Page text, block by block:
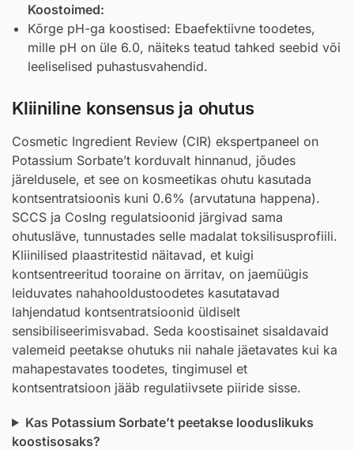
Koostoimed:
Kõrge pH-ga koostised: Ebaefektiivne toodetes,
mille pH on üle 6.0, näiteks teatud tahked seebid või
leeliselised puhastusvahendid.
Kliiniline konsensus ja ohutus
Cosmetic Ingredient Review (CIR) ekspertpaneel on
Potassium Sorbate’t korduvalt hinnanud, jõudes
järeldusele, et see on kosmeetikas ohutu kasutada
kontsentratsioonis kuni 0.6% (arvutatuna happena).
SCCS ja CosIng regulatsioonid järgivad sama
ohutusläve, tunnustades selle madalat toksilisusprofiili.
Kliinilised plaastritestid näitavad, et kuigi
kontsentreeritud tooraine on ärritav, on jaemüügis
leiduvates nahahooldustoodetes kasutatavad
lahjendatud kontsentratsioonid üldiselt
sensibiliseerimisvabad. Seda koostisainet sisaldavaid
valemeid peetakse ohutuks nii nahale jäetavates kui ka
mahapestavates toodetes, tingimusel et
kontsentratsioon jääb regulatiivsete piiride sisse.
Kas Potassium Sorbate’t peetakse looduslikuks
koostisosaks?